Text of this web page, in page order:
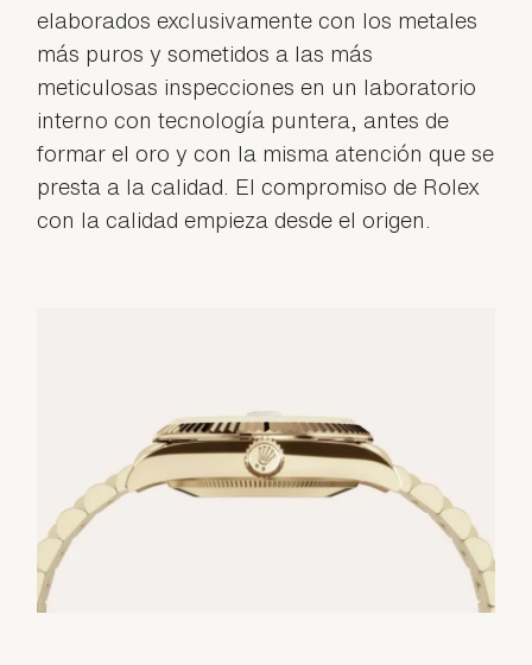
elaborados exclusivamente con los metales
más puros y sometidos a las más
meticulosas inspecciones en un laboratorio
interno con tecnología puntera, antes de
formar el oro y con la misma atención que se
presta a la calidad. El compromiso de Rolex
con la calidad empieza desde el origen.